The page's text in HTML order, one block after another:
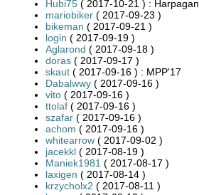
Hubi75 ( 2017-10-21 ) : Harpagan
mariobiker ( 2017-09-23 )
bikeman ( 2017-09-21 )
login ( 2017-09-19 )
Aglarond ( 2017-09-18 )
doras ( 2017-09-17 )
skaut ( 2017-09-16 ) : MPP'17
Dabalwwy ( 2017-09-16 )
vito ( 2017-09-16 )
ttolaf ( 2017-09-16 )
szafar ( 2017-09-16 )
achom ( 2017-09-16 )
whitearrow ( 2017-09-02 )
jacekkl ( 2017-08-19 )
Maniek1981 ( 2017-08-17 )
laxigen ( 2017-08-14 )
krzycholx2 ( 2017-08-11 )